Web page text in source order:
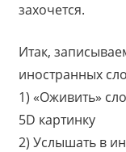
захочется.
Итак,
иностранных
1) «Оживить»
5D картинку
2) Услышать в